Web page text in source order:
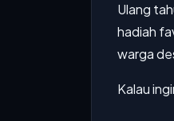
Ulang
hadiah
warga
Kalau